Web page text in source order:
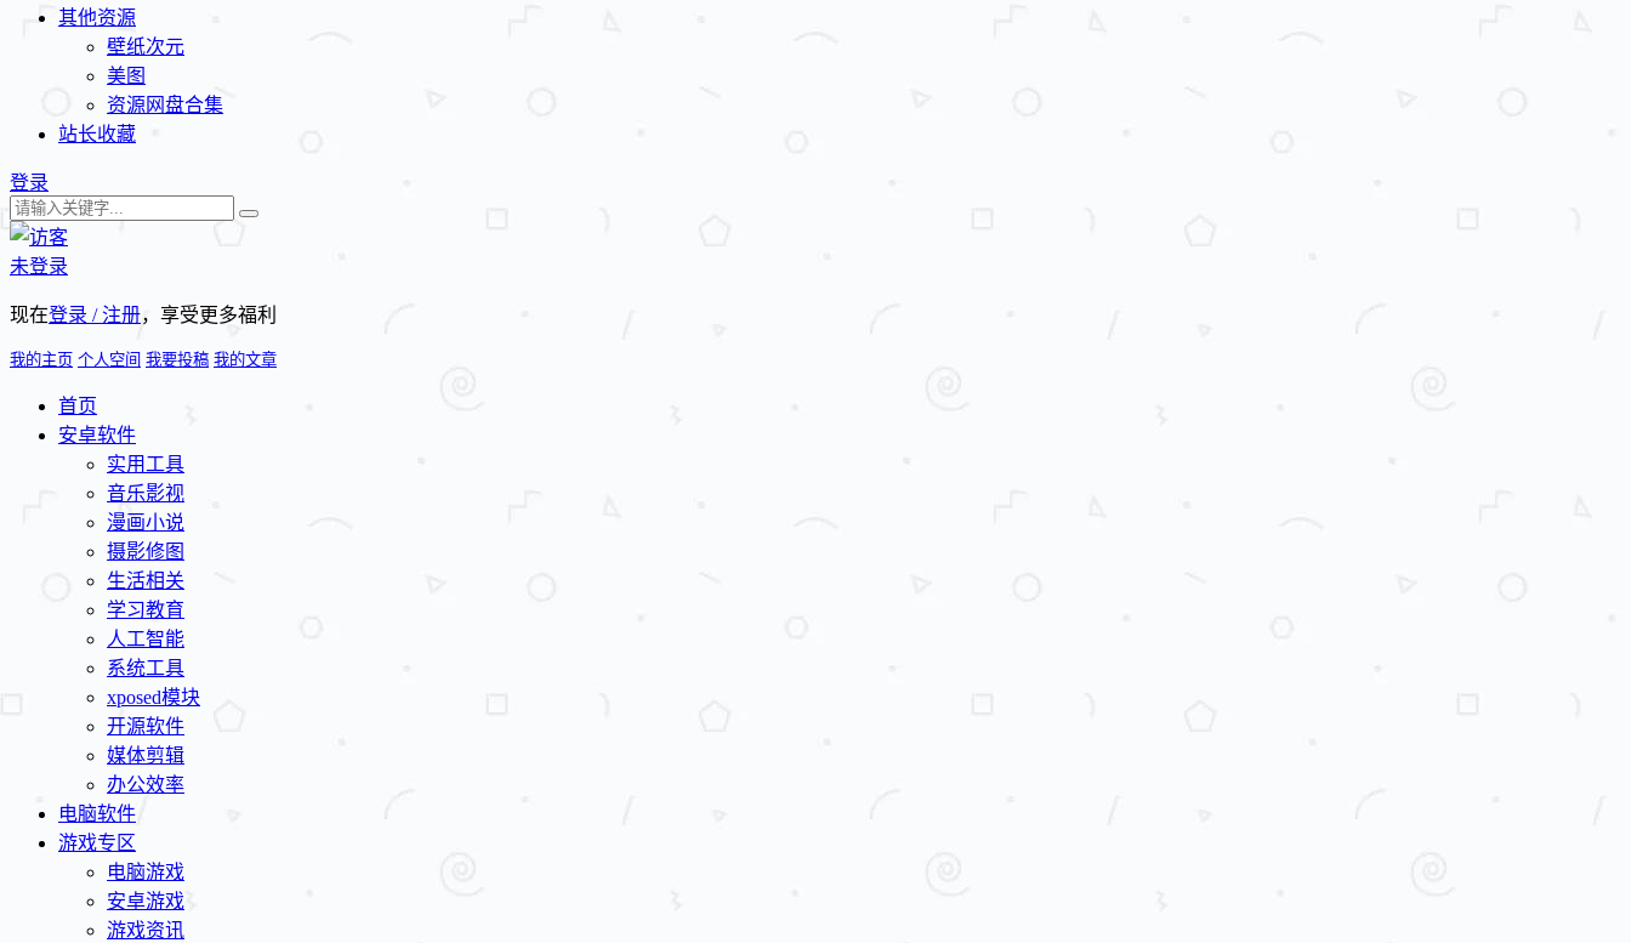
其他资源
壁纸次元
美图
资源网盘合集
站长收藏
登录
未登录
现在登录 / 注册，享受更多福利
我的主页 个人空间 我要投稿 我的文章
首页
安卓软件
实用工具
音乐影视
漫画小说
摄影修图
生活相关
学习教育
人工智能
系统工具
xposed模块
开源软件
媒体剪辑
办公效率
电脑软件
游戏专区
电脑游戏
安卓游戏
游戏资讯